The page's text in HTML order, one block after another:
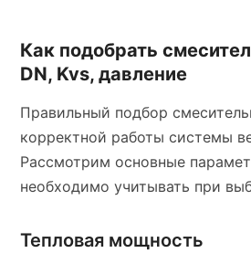
Как подобрать
DN, Kvs, давление
Правильный подбор
корректной работы системы
Рассмотрим основные
необходимо учитывать при
Тепловая мощность